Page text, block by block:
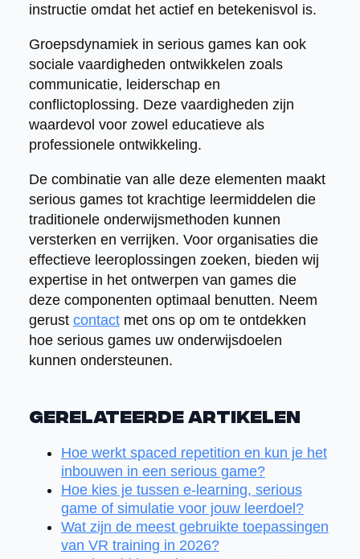
instructie omdat het actief en betekenisvol is.
Groepsdynamiek in serious games kan ook
sociale vaardigheden ontwikkelen zoals
communicatie, leiderschap en
conflictoplossing. Deze vaardigheden zijn
waardevol voor zowel educatieve als
professionele ontwikkeling.
De combinatie van alle deze elementen maakt
serious games tot krachtige leermiddelen die
traditionele onderwijsmethoden kunnen
versterken en verrijken. Voor organisaties die
effectieve leeroplossingen zoeken, bieden wij
expertise in het ontwerpen van games die
deze componenten optimaal benutten. Neem
gerust contactmet ons op om te ontdekken
hoe serious games uw onderwijsdoelen
kunnen ondersteunen.
Gerelateerde artikelen
Hoe werkt spaced repetition en kun je het
inbouwen in een serious game?
Hoe kies je tussen e-learning, serious
game of simulatie voor jouw leerdoel?
Wat zijn de meest gebruikte toepassingen
van VR training in 2026?